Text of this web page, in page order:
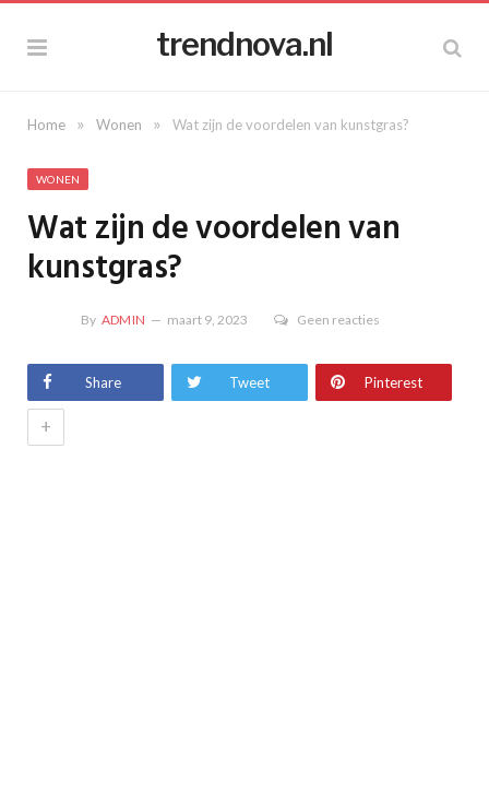
trendnova.nl
Home » Wonen » Wat zijn de voordelen van kunstgras?
WONEN
Wat zijn de voordelen van
kunstgras?
By ADMIN maart 9, 2023 Geen reacties
Share Tweet Pinterest
+